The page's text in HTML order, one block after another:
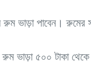
রুম ভাড়া পাবেন।
রুম ভাড়া ৫০০